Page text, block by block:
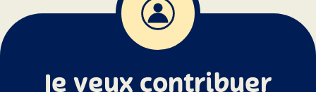
Je veux contribuer